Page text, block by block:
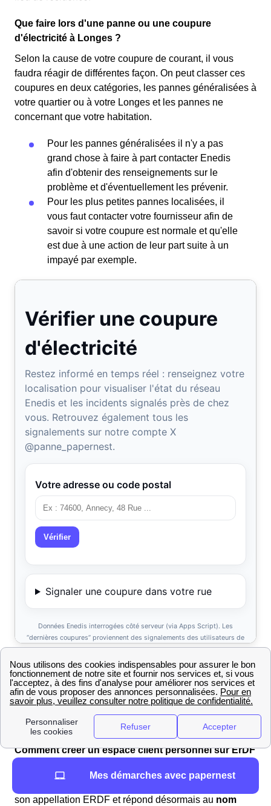
Que faire lors d'une panne ou une coupure
d'électricité à Longes ?
Selon la cause de votre coupure de courant, il vous
faudra réagir de différentes façon. On peut classer ces
coupures en deux catégories, les pannes généralisées à
votre quartier ou à votre Longes et les pannes ne
concernant que votre habitation.
Pour les pannes généralisées il n'y a pas
grand chose à faire à part contacter Enedis
afin d'obtenir des renseignements sur le
problème et d'éventuellement les prévenir.
Pour les plus petites pannes localisées, il
vous faut contacter votre fournisseur afin de
savoir si votre coupure est normale et qu'elle
est due à une action de leur part suite à un
impayé par exemple.
Comment créer un espace client personnel sur ErDF
son appellation ERDF et répond désormais au nom
Mes démarches avec papernest